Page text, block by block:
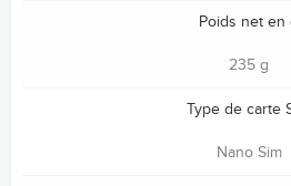
Poids net en
235 g
Type de carte
Nano Sim